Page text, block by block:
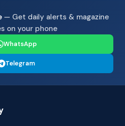
— Get daily alerts & magazine
on your phone
WhatsApp
Telegram